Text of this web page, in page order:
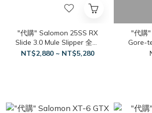
"代購" Salomon 25SS RX
Slide 3.0 Mule Slipper 全黑
穆勒鞋
NT$2,880 ~ NT$5,280
"代購
Gore-